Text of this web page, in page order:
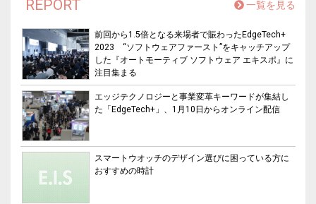
REPORT 一覧を見る
前回から1.5倍となる来場者で賑わったEdgeTech+
2023 “ソフトウェアファースト”をキャッチアップ
した『オートモーティブ ソフトウェア エキスポ』に
注目集まる
エッジテクノロジーと事業変革キーワードが集結し
た「EdgeTech+」、1月10日からオンライン配信
スマートウオッチのデザイン選びに困っている方に
おすすめの時計